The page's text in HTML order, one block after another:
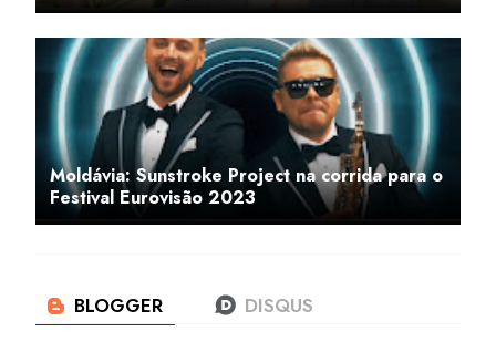
Moldávia: Sunstroke Project na corrida para o
Festival Eurovisão 2023